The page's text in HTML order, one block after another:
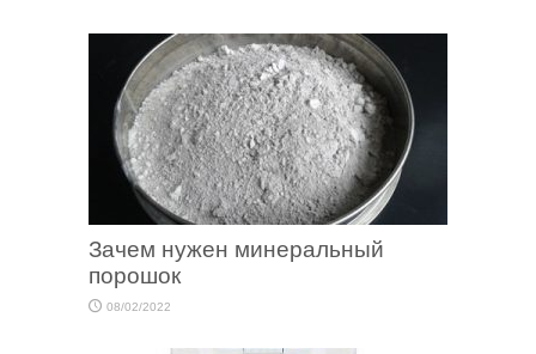
Зачем нужен минеральный
порошок
08/02/2022